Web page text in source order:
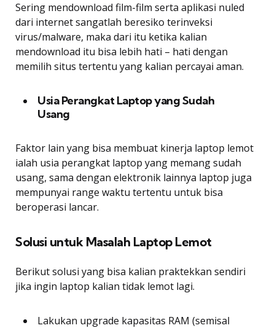
Sering mendownload film-film serta aplikasi nuled
dari internet sangatlah beresiko terinveksi
virus/malware, maka dari itu ketika kalian
mendownload itu bisa lebih hati – hati dengan
memilih situs tertentu yang kalian percayai aman.
Usia Perangkat Laptop yang Sudah
Usang
Faktor lain yang bisa membuat kinerja laptop lemot
ialah usia perangkat laptop yang memang sudah
usang, sama dengan elektronik lainnya laptop juga
mempunyai range waktu tertentu untuk bisa
beroperasi lancar.
Solusi untuk Masalah Laptop Lemot
Berikut solusi yang bisa kalian praktekkan sendiri
jika ingin laptop kalian tidak lemot lagi.
Lakukan upgrade kapasitas RAM (semisal